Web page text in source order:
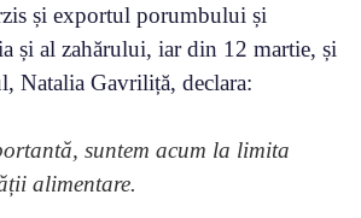
și exportul porumbului și
și al zahărului, iar din 12 martie, și
Natalia Gavriliță, declara:
suntem acum la limita
alimentare.